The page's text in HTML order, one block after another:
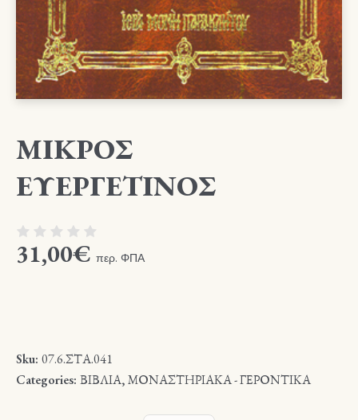
ΜΙΚΡΟΣ
ΕΥΕΡΓΕΤΙΝΟΣ
31,00€ περ. ΦΠΑ
Sku: 07.6.ΣΤΑ.041
Categories: ΒΙΒΛΙΑ,ΜΟΝΑΣΤΗΡΙΑΚΑ - ΓΕΡΟΝΤΙΚΑ